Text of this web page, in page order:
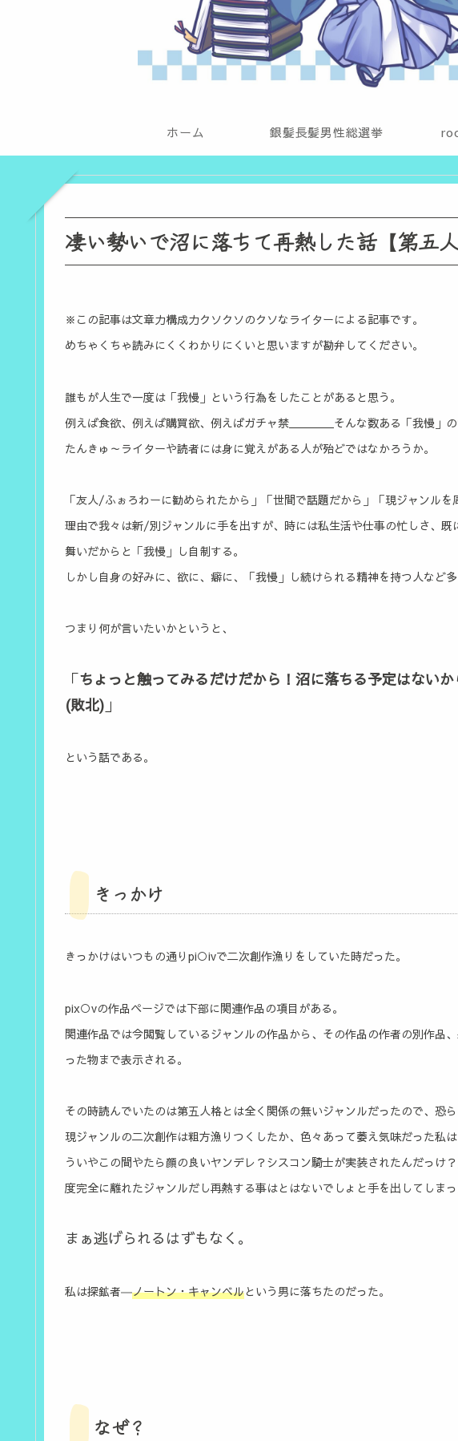
ホーム 銀髪長髪男性総選挙
凄い勢いで沼に落ちて再熱した話【第五人
※この記事は文章力構成力クソクソのクソなライターによる記事です。
めちゃくちゃ読みにくくわかりにくいと思いますが勘弁してください。
誰もが人生で一度は「我慢」という行為をしたことがあると思う。
例えば食欲、例えば購買欲、例えばガチャ禁＿＿＿＿そんな数ある「我慢」の
たんきゅ～ライターや読者には身に覚えがある人が殆どではなかろうか。
「友人/ふぉろわーに勧められたから」「世間で話題だから」「現ジャンル
理由で我々は新/別ジャンルに手を出すが、時には私生活や仕事の忙しさ、
舞いだからと「我慢」し自制する。
しかし自身の好みに、欲に、癖に、「我慢」し続けられる精神を持つ人など多
つまり何が言いたいかというと、
「ちょっと触ってみるだけだから！沼に落ちる予定はない
(敗北) 」
という話である。
きっかけ
きっかけはいつもの通りpi○ivで二次創作漁りをしていた時だった。
pix○vの作品ページでは下部に関連作品の項目がある。
関連作品では今閲覧しているジャンルの作品から、その作品の作者の別作品
った物まで表示される。
その時読んでいたのは第五人格とは全く関係の無いジャンルだったので、恐
現ジャンルの二次創作は粗方漁りつくしたか、色々あって萎え気味だった私
ういやこの間やたら顔の良いヤンデレ？シスコン騎士が実装されたんだっけ
度完全に離れたジャンルだし再熱する事はとはないでしょと手を出してしまっ
まぁ逃げられるはずもなく。
私は探鉱者―ノートン・キャンベルという男に落ちたのだった。
なぜ？